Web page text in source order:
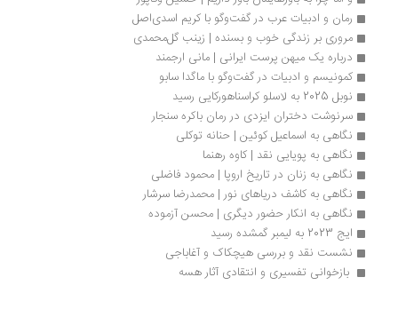
رمان و ادبیات عرب در گفت‌وگو با کریم اسدی‌اصل
مروری بر زندگی خوب و بسنده | زینب گل‌محمدی
درباره یک میهن پرست ایرانی | مانی ارجمند
کمونیسم و ادبیات در گفت‌وگو با ماگدا سابو
نوبل 2025 به لاسلو کراسناهورکایی رسید
سرنوشت دختران ایزدی در رمان باکره سنجار
نگاهی به اسماعیل کوئین | حنانه توکلی
نگاهی به پویایی نقد | کاوه رهنما
نگاهی به زنان در تاریخ اروپا | محمود فاضلی
نگاهی به کاشف دریاهای نور | محمدرضا سرشار
نگاهی به انکار حضور دیگری | محسن آزموده
نشست نقد و بررسی هیچکاک و آغاباجی
بازخوانی تفسیری و انتقادی آثار هسه